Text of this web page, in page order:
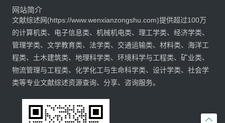

网站简介
文献综述网(https://www.wenxianzongshu.com)提供超过100万
的计算机类、电子信息类、机械机电类、理工学类、经济学类、
管理学类、文学教育类、法学类、交通运输类、材料类、海洋工
程类、土木建筑类、地理科学类、环境科学与工程类、矿业类、
物流管理与工程类、化学化工与生命科学类、设计学类、社会学
类等专业文献综述资源查询、分享、咨询服务。